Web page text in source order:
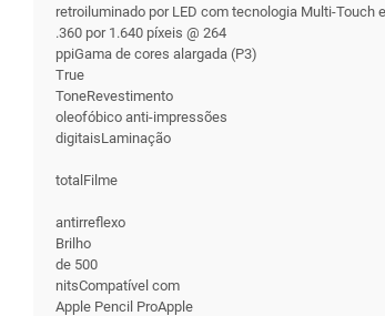
retroiluminado por LED com tecnologia Multi-Touch
.360 por 1.640 píxeis @ 264
ppiGama de cores alargada (P3)
True
ToneRevestimento
oleofóbico anti-impressões
digitaisLaminação
totalFilme
antirreflexo
Brilho
de 500
nitsCompatível com
Apple Pencil ProApple